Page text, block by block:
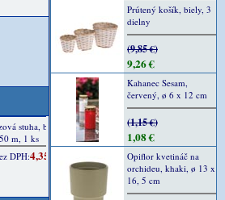
Prútený košík, biely, 3
dielny
(9,85 €)
9,26 €
Kahanec Sesam,
červený, ø 6 x 12 cm
(1,15 €)
1,08 €
Opiflor kvetináč na
orchideu, khaki, ø 13 x
16, 5 cm